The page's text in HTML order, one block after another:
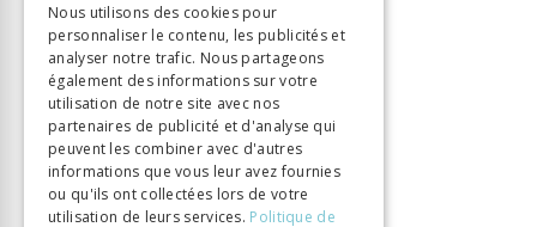
ITALIAN
Nous utilisons des cookies pour
personnaliser le contenu, les publicités et
analyser notre trafic. Nous partageons
également des informations sur votre
utilisation de notre site avec nos
partenaires de publicité et d'analyse qui
peuvent les combiner avec d'autres
informations que vous leur avez fournies
ou qu'ils ont collectées lors de votre
utilisation de leurs services. Politique de